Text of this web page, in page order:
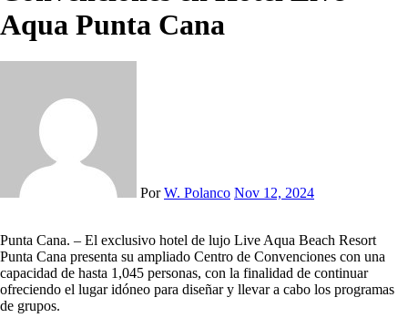
Aqua Punta Cana
PorW. Polanco Nov 12, 2024
Punta Cana. – El exclusivo hotel de lujo Live Aqua Beach Resort
Punta Cana presenta su ampliado Centro de Convenciones con una
capacidad de hasta 1,045 personas, con la finalidad de continuar
ofreciendo el lugar idóneo para diseñar y llevar a cabo los programas
de grupos.